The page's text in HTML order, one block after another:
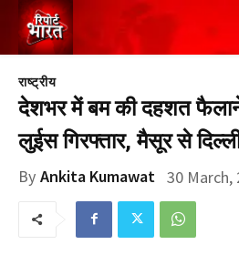
राष्ट्रीय
देशभर में बम की दहशत फैलाने
लुईस गिरफ्तार, मैसूर से
By Ankita Kumawat 30 March,